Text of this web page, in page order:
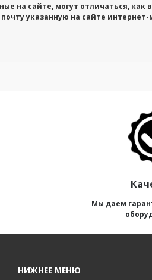
на сайте, могут отличаться, как
указанную на сайте
Мы даем
НИЖНЕЕ МЕНЮ